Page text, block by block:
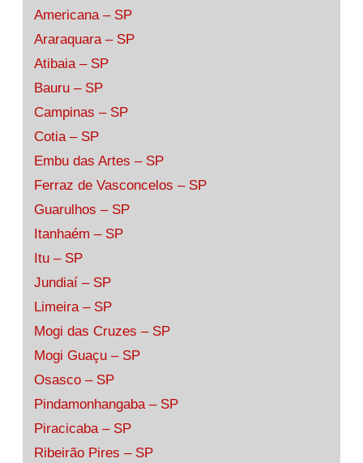
Americana – SP
Araraquara – SP
Atibaia – SP
Bauru – SP
Campinas – SP
Cotia – SP
Embu das Artes – SP
Ferraz de Vasconcelos – SP
Guarulhos – SP
Itanhaém – SP
Itu – SP
Jundiaí – SP
Limeira – SP
Mogi das Cruzes – SP
Mogi Guaçu – SP
Osasco – SP
Pindamonhangaba – SP
Piracicaba – SP
Ribeirão Pires – SP